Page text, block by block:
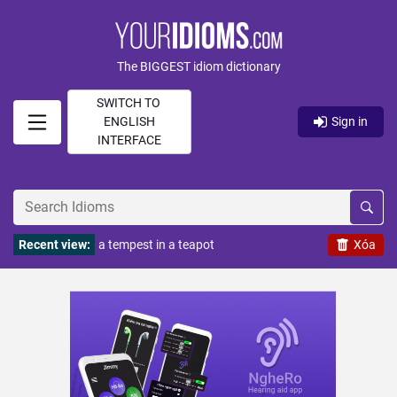
The BIGGEST idiom dictionary
SWITCH TO
ENGLISH
INTERFACE
Sign in
Xóa
Recent view: a tempest in a teapot